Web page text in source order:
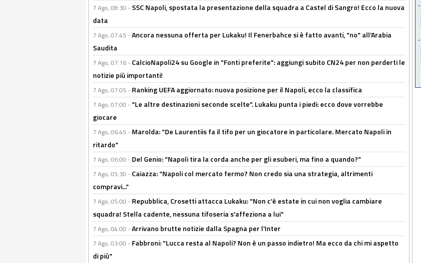
7 Ago, 08:30 - SSC Napoli, spostata la presentazione della squadra a Castel di Sangro! Ecco la nuova
data
7 Ago, 07:45 -Ancora nessuna offerta per Lukaku! Il Fenerbahce si è fatto avanti, "no" all'Arabia
Saudita
7 Ago, 07:16 - CalcioNapoli24 su Google in "Fonti preferite": aggiungi subito CN24 per non perderti le
notizie più importanti!
7 Ago, 07:05 - Ranking UEFA aggiornato: nuova posizione per il Napoli, ecco la classifica
7 Ago, 07:00 - "Le altre destinazioni seconde scelte". Lukaku punta i piedi: ecco dove vorrebbe
giocare
7 Ago, 06:45 - Marolda: "De Laurentiis fa il tifo per un giocatore in particolare. Mercato Napoli in
ritardo"
7 Ago, 06:00 - Del Genio: "Napoli tira la corda anche per gli esuberi, ma fino a quando?"
7 Ago, 05:30 - Caiazza: "Napoli col mercato fermo? Non credo sia una strategia, altrimenti
compravi..."
7 Ago, 05:00 - Repubblica, Crosetti attacca Lukaku: "Non c'è estate in cui non voglia cambiare
squadra! Stella cadente, nessuna tifoseria s'affeziona a lui"
7 Ago, 04:00 -Arrivano brutte notizie dalla Spagna per l'Inter
7 Ago, 03:00 - Fabbroni: "Lucca resta al Napoli? Non è un passo indietro! Ma ecco da chi mi aspetto
di più"